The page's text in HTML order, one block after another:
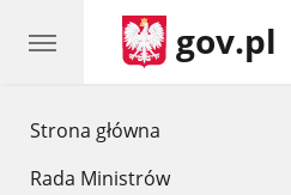
Strona główna
Rada Ministrów
gov.pl